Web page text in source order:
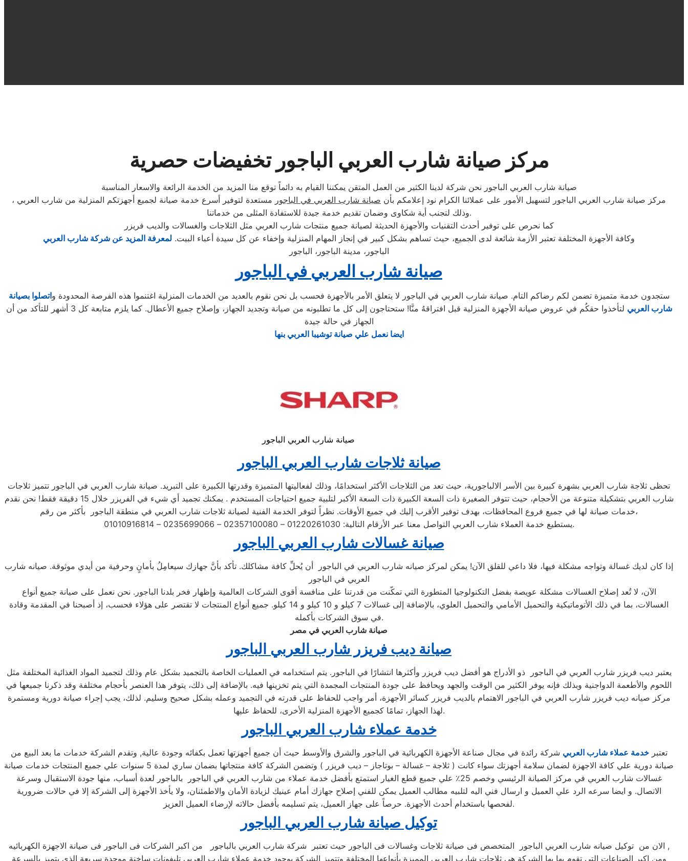
مركز صيانة شارب العربي الباجور تخفيضات حصرية
صيانة شارب العربي الباجور نحن شركة لدينا الكثير من العمل المتقن يمكننا القيام به دائماً توقع منا المزيد من الخدمة الرائعة والاسعار المناسبة
مركز صيانة شارب العربي الباجور لتسهيل الأمور على عملائنا الكرام نود إعلامكم بأن صيانة شارب العربي في الباجور مستعدة لتوفير أسرع خدمة صيانة لجميع أجهزتكم المنزلية من شارب العربي ،
وذلك لتجنب أية شكاوى وضمان تقديم خدمة جيدة للاستفادة المثلى من خدماتنا.
كما نحرص على توفير أحدث التقنيات والأجهزة الحديثة لصيانة جميع منتجات شارب العربي مثل الثلاجات والغسالات والديب فریزر
وكافة الأجهزة المختلفة تعتبر الأزمة شائعة لدى الجميع، حيث تساهم بشكل كبير في إنجاز المهام المنزلية وإخفاء عن كل سيدة أعباء البيت. لمعرفة المزيد عن شركة شارب العربي
الباجور، مدينة الباجور، الباجور
صيانة شارب العربي في الباجور
ستجدون خدمة متميزة تضمن لكم رضاكم التام. صيانة شارب العربي في الباجور لا يتعلق الأمر بالأجهزة فحسب بل نحن نقوم بالعديد من الخدمات المنزلية اغتنموا هذه الفرصة المحدودة واتصلوا بصيانة
شارب العربي
لتأخذوا حقكُم في عروض صيانة الأجهزة المنزلية قبل افتراقهُ منَّا! ستحتاجون إلى كل ما تطلبونه من صيانة وتجديد الجهاز، وإصلاح جميع الأعطال. كما يلزم متابعة كل 3 أشهر للتأكد من أن
الجهاز في حالة جيدة
ايضا نعمل علي صيانة توشيبا العربي بنها
صيانة شارب العربي الباجور
صيانة ثلاجات شارب العربي الباجور
تحظى ثلاجة شارب العربي بشهرة كبيرة بين الأسر الالباجورية، حيث تعد من الثلاجات الأكثر استخدامًا، وذلك لفعاليتها المتميزة وقدرتها الكبيرة على التبريد. صيانة شارب العربي في الباجور تتميز ثلاجات
شارب العربي بتشكيلة متنوعة من الأحجام، حيث تتوفر الصغيرة ذات السعة الكبيرة ذات السعة الأكبر لتلبية جميع احتياجات المستخدم . يمكنك تجميد أي شيء في الفريزر خلال 15 دقيقة فقط! نحن نقدم
خدمات صيانة لها في جميع فروع المحافظات، بهدف توفير الأقرب إليك في جميع الأوقات. نظراً لتوفر الخدمة الفنية لصيانة ثلاجات شارب العربي في منطقة الباجور بأكثر من رقم،
يستطيع خدمة العملاء شارب العربي التواصل معنا عبر الأرقام التالية: 01220261030 – 02357100080 – 0235699066 – 01010916814.
صيانة غسالات شارب العربي الباجور
إذا كان لديك غسالة وتواجه مشكلة فيها، فلا داعي للقلق الآن! يمكن لمركز صيانه شارب العربي في الباجور أن يُحلِّ كافة مشاكلك. تأكد بأنَّ جهازك سيعامِلُ بأمانٍ وحرفية من أيدي موثوقة. صيانه شارب
العربي في الباجور
الآن، لا تُعد إصلاح الغسالات مشكلة عويصة بفضل التكنولوجيا المتطورة التي تمكّنت من قدرتنا على منافسة أقوى الشركات العالمية وإظهار فخر بلدنا الباجور. نحن نعمل على صيانة جميع أنواع
الغسالات، بما في ذلك الأتوماتيكية والتحميل الأمامي والتحميل العلوي، بالإضافة إلى غسالات 7 كيلو و 10 كيلو و 14 كيلو. جميع أنواع المنتجات لا تقتصر على هؤلاء فحسب، إذ أصبحنا في المقدمة وقادة
في سوق الشركات بأكمله.
صيانة شارب العربي في مصر
صيانة ديب فريزر شارب العربي الباجور
يعتبر ديب فريزر شارب العربي في الباجور ذو الأدراج هو أفضل ديب فريزر وأكثرها انتشارًا في الباجور. يتم استخدامه في العمليات الخاصة بالتجميد بشكل عام وذلك لتجميد المواد الغذائية المختلفة مثل
اللحوم والأطعمة الدواجنية وبذلك فإنه يوفر الكثير من الوقت والجهد ويحافظ على جودة المنتجات المجمدة التي يتم تخزينها فيه. بالإضافة إلى ذلك، يتوفر هذا العنصر بأحجام مختلفة وقد ذكرنا جميعها في
مركز صيانه ديب فريزر شارب العربي في الباجور الاهتمام بالديب فريزر كسائر الأجهزة، أمر واجب للحفاظ على قدرته في التجميد وعمله بشكل صحيح وسليم. لذلك، يجب إجراء صيانة دورية ومستمرة
لهذا الجهاز، تمامًا كجميع الأجهزة المنزلية الأخرى، للحفاظ عليها.
خدمة عملاء شارب العربي الباجور
تعتبرخدمة عملاء شارب العربي شركة رائدة في مجال صناعة الأجهزة الكهربائية في الباجور والشرق والأوسط حيث أن جميع أجهزتها تعمل بكفائه وجودة عالية, وتقدم الشركة خدمات ما بعد البيع من
صيانة دورية علي كافة الاجهزة لضمان سلامة أجهزتك سواء كانت ( ثلاجة – غسالة – بوتاجاز – ديب فريزر ) وتضمن الشركة كافة منتجاتها بضمان ساري لمدة 5 سنوات علي جميع المنتجات خدمات صيانة
غسالات شارب العربي في مركز الصيانة الرئيسي وخصم 25٪ علي جميع قطع الغيار استمتع بأفضل خدمة عملاء من شارب العربي في الباجور بالباجور لعدة أسباب، منها جودة الاستقبال وسرعة
الاتصال. و ايضا سرعه الرد علي العميل و ارسال فني اليه لتلبيه مطالب العميل يمكن للفني إصلاح جهازك أمام عينيك لزيادة الأمان والاطمئنان، ولا يأخذ الأجهزة إلى الشركة إلا في حالات ضرورية
لفحصها باستخدام أحدث الأجهزة. حرصاً على جهاز العميل، يتم تسليمه بأفضل حالاته لإرضاء العميل العزيز.
توكيل صيانة شارب العربي الباجور
الان من توكيل صيانه شارب العربي الباجور المتخصص فى صيانة ثلاجات وغسالات فى الباجور حيث تعتبر شركة شارب العربي بالباجور من اكبر الشركات فى الباجور فى صيانة الاجهزة الكهربائيه ,
ومن اكبر الصناعات التى تقوم بها بها الشركة هى ثلاجات شارب العربي المميزة بأنواعها المختلفة وتتميز الشركة بوجود خدمة عملاء شارب العربي تليفونات ساخنة موحدة سريعة الذى يتميز بالسرعة